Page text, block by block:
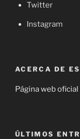
Twitter
Instagram
ACERCA DE
Página web
ÚLTIMOS